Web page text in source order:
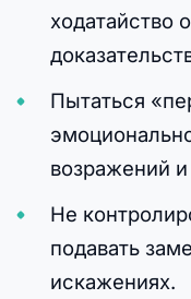
ходатайство
Пытаться
возражений
Не
подавать
искажениях.